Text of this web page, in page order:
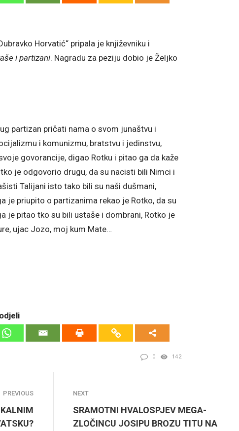
Horvatić“ pripala je književniku i
i partizani. Nagradu za peziju dobio je Željko
partizan pričati nama o svom junaštvu i
i komunizmu, bratstvu i jedinstvu,
govorancije, digao Rotku i pitao ga da kaže
je odgovorio drugu, da su nacisti bili Nimci i
Talijani isto tako bili su naši dušmani,
je priupito o partizanima rekao je Rotko, da su
je pitao tko su bili ustaše i dombrani, Rotko je
ujac Jozo, moj kum Mate…
0 142
PREVIOUS NEXT
SRAMOTNI HVALOSPJEV MEGA-
ZLOČINCU JOSIPU BROZU TITU NA